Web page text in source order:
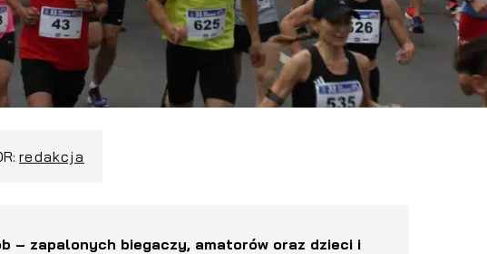
redakcja
– zapalonych biegaczy, amatorów oraz dzieci i